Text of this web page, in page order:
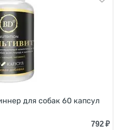
для собак 60 капсул
792₽